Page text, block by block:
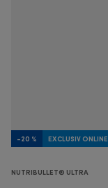
-20 % EXCLUSIV ONLINE
NUTRIBULLET® ULTRA